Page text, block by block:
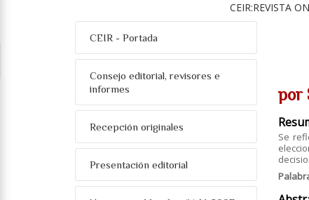
CEIR:REVISTA
CEIR - Portada
Consejo editorial, revisores e
informes
Recepción originales
Presentación editorial
por
Se